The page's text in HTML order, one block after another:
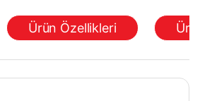
Ürün Özellikleri